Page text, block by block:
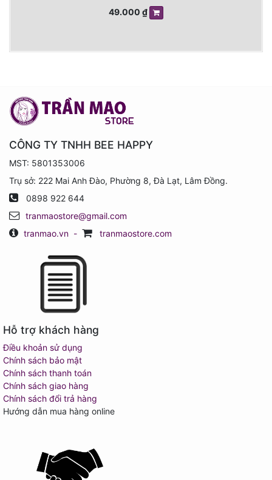
49.000 ₫
CÔNG TY TNHH BEE HAPPY
MST: 5801353006
Trụ sở: 222 Mai Anh Đào, Phường 8, Đà Lạt, Lâm Đồng.
0898 922 644
tranmaostore@gmail.com
tranmao.vn - tranmaostore.com
Hỗ trợ khách hàng
Điều khoản sử dụng
Chính sách bảo mật
Chính sách thanh toán
Chính sách giao hàng
Chính sách đổi trả hàng
Hướng dẫn mua hàng online